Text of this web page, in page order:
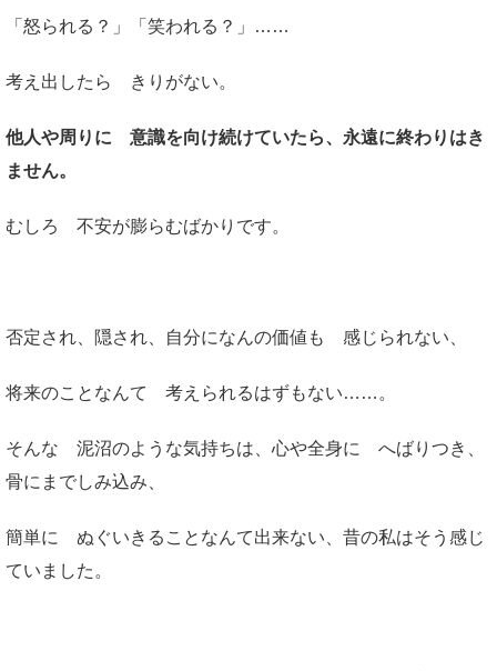
「怒られる？」「笑われる？」……
考え出したら きりがない。
他人や周りに 意識を向け続けていたら、永遠に終わりはき
ません。
むしろ 不安が膨らむばかりです。
否定され、隠され、自分になんの価値も 感じられない、
将来のことなんて 考えられるはずもない……。
そんな 泥沼のような気持ちは、心や全身に へばりつき、
骨にまでしみ込み、
簡単に ぬぐいきることなんて出来ない、昔の私はそう感じ
ていました。